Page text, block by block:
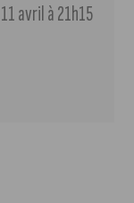
avril à 21h15